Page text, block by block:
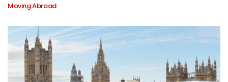
Moving Abroad